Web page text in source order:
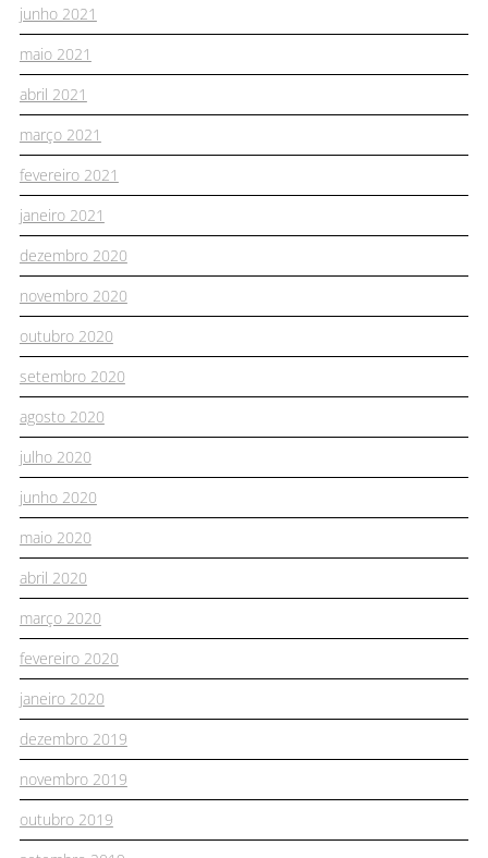
junho 2021
maio 2021
abril 2021
março 2021
fevereiro 2021
janeiro 2021
dezembro 2020
novembro 2020
outubro 2020
setembro 2020
agosto 2020
julho 2020
junho 2020
maio 2020
abril 2020
março 2020
fevereiro 2020
janeiro 2020
dezembro 2019
novembro 2019
outubro 2019